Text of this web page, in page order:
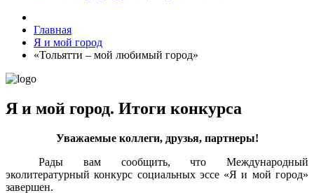
Главная
Я и мой город
«Тольятти – мой любимый город»
Я и мой город. Итоги конкурса
Уважаемые коллеги, друзья, партнеры!
Рады вам сообщить, что Международный
эколитературный конкурс социальных эссе «Я и мой город»
завершен.